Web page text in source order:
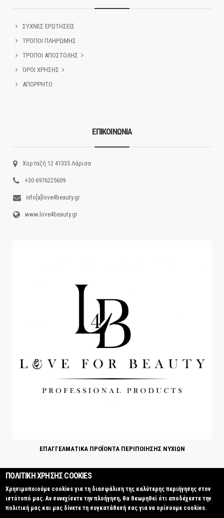
ΣΥΧΝΕΣ ΕΡΩΤΗΣΕΙΣ
ΤΡΟΠΟΙ ΠΛΗΡΩΜΗΣ
ΤΡΟΠΟΙ ΑΠΟΣΤΟΛΗΣ
ΌΡΟΙ ΧΡΗΣΗΣ
ΑΠΟΡΡΗΤΟ
ΕΠΙΚΟΙΝΩΝΙΑ
Χορταζή 12 41335 Λάρισα
+30 6976225609
info[a]love4beauty.gr
www.love4beauty.gr
ΕΠΑΓΓΕΛΜΑΤΙΚΑ ΠΡΟΪΟΝΤΑ ΠΕΡΙΠΟΙΗΣΗΣ ΝΥΧΙΩΝ
Επαγγελματικά Προϊόντα Περιποίησης Νυχιών | Love4Beauty © 2016Κατασκευή
ιστοσελίδων Istology | Web & Marketing Solutions
ΠΟΛΙΤΙΚΗ ΧΡΗΣΗΣ COOKIES
Χρησιμοποιούμε cookies για τη διασφάλιση της καλύτερης περιήγησης στον
ιστότοπό μας. Αν συνεχίσετε την πλοήγηση, θα θεωρηθεί ότι αποδέχεστε την
πολιτική μας και μας δίνετε τη συγκατάθεσή σας για να ορίσουμε cookies.